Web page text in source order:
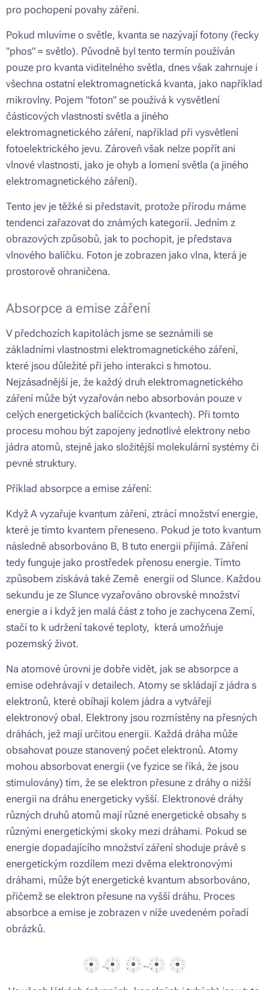
pro pochopení povahy záření.
Pokud mluvíme o světle, kvanta se nazývají fotony (řecky
"phos" = světlo). Původně byl tento termín používán
pouze pro kvanta viditelného světla, dnes však zahrnuje i
všechna ostatní elektromagnetická kvanta, jako například
mikrovlny. Pojem "foton" se používá k vysvětlení
částicových vlastností světla a jiného
elektromagnetického záření, například při vysvětlení
fotoelektrického jevu. Zároveň však nelze popřít ani
vlnové vlastnosti, jako je ohyb a lomení světla (a jiného
elektromagnetického záření).
Tento jev je těžké si představit, protože přírodu máme
tendenci zařazovat do známých kategorií. Jedním z
obrazových způsobů, jak to pochopit, je představa
vlnového balíčku. Foton je zobrazen jako vlna, která je
prostorově ohraničena.
Absorpce a emise záření
V předchozích kapitolách jsme se seznámili se
základními vlastnostmi elektromagnetického záření,
které jsou důležité při jeho interakci s hmotou.
Nejzásadnější je, že každý druh elektromagnetického
záření může být vyzařován nebo absorbován pouze v
celých energetických balíčcích (kvantech). Při tomto
procesu mohou být zapojeny jednotlivé elektrony nebo
jádra atomů, stejně jako složitější molekulární systémy či
pevné struktury.
Příklad absorpce a emise záření:
Když A vyzařuje kvantum záření, ztrácí množství energie,
které je tímto kvantem přeneseno. Pokud je toto kvantum
následně absorbováno B, B tuto energii přijímá. Záření
tedy funguje jako prostředek přenosu energie. Tímto
způsobem získává také Země energii od Slunce. Každou
sekundu je ze Slunce vyzařováno obrovské množství
energie a i když jen malá část z toho je zachycena Zemí,
stačí to k udržení takové teploty, která umožňuje
pozemský život.
Na atomové úrovni je dobře vidět, jak se absorpce a
emise odehrávají v detailech. Atomy se skládají z jádra s
elektronů, které obíhají kolem jádra a vytvářejí
elektronový obal. Elektrony jsou rozmístěny na přesných
dráhách, jež mají určitou energii. Každá dráha může
obsahovat pouze stanovený počet elektronů. Atomy
mohou absorbovat energii (ve fyzice se říká, že jsou
stimulovány) tím, že se elektron přesune z dráhy o nižší
energii na dráhu energeticky vyšší. Elektronové dráhy
různých druhů atomů mají různé energetické obsahy s
různými energetickými skoky mezi dráhami. Pokud se
energie dopadajícího množství záření shoduje právě s
energetickým rozdílem mezi dvěma elektronovými
dráhami, může být energetické kvantum absorbováno,
přičemž se elektron přesune na vyšší dráhu. Proces
absorbce a emise je zobrazen v níže uvedeném pořadí
obrázků.